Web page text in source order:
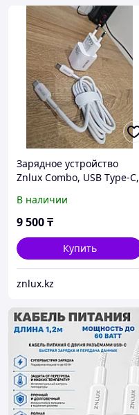
Зарядное устройство
Znlux Combo, USB Type-C,
В наличии
9 500₸
Купить
znlux.kz